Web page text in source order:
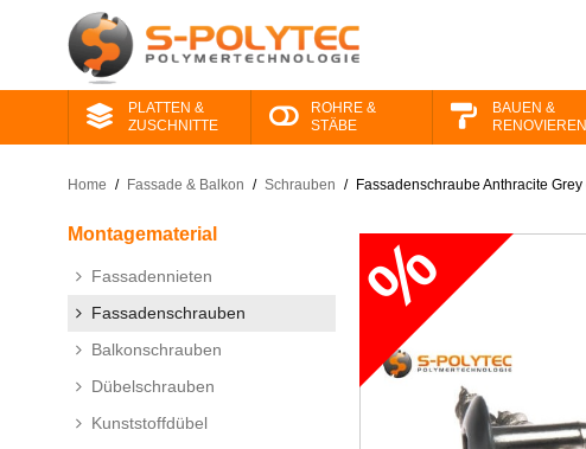
PLATTEN &
ZUSCHNITTE
ROHRE &
STÄBE
BAUEN &
RENOVIEREN
Home / Fassade & Balkon / Schrauben / Fassadenschraube Anthracite
Montage​material
Fassadennieten
Fassadenschrauben
Balkonschrauben
Dübelschrauben
Kunststoffdübel